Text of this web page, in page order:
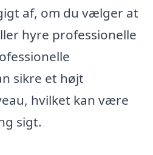
af, om du vælger at
hyre professionelle
sikre et højt
hvilket kan være
sigt.